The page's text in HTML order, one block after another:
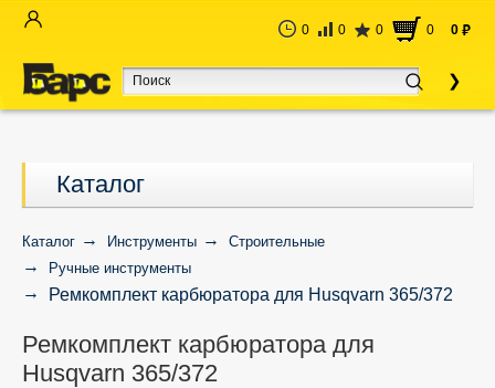
0 0 0 0 0 руб
Каталог
Каталог Инструменты
Строительные
Ручные инструменты
Ремкомплект карбюратора для Husqvarn 365/372
Ремкомплект карбюратора для
Husqvarn 365/372